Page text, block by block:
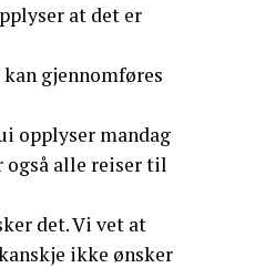
at det er
gjennomføres
opplyser mandag
også alle reiser til
det. Vi vet at
ikke ønsker